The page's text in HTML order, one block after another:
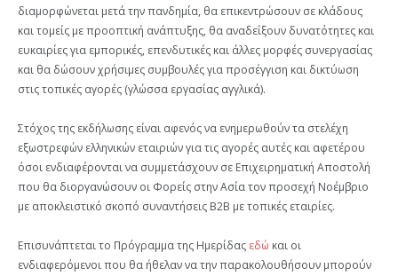
διαμορφώνεται μετά την πανδημία, θα επικεντρώσουν σε κλάδους
και τομείς με προοπτική ανάπτυξης, θα αναδείξουν δυνατότητες και
ευκαιρίες για εμπορικές, επενδυτικές και άλλες μορφές συνεργασίας
και θα δώσουν χρήσιμες συμβουλές για προσέγγιση και δικτύωση
στις τοπικές αγορές (γλώσσα εργασίας αγγλικά).
Στόχος της εκδήλωσης είναι αφενός να ενημερωθούν τα στελέχη
εξωστρεφών ελληνικών εταιριών για τις αγορές αυτές και αφετέρου
όσοι ενδιαφέρονται να συμμετάσχουν σε Επιχειρηματική Αποστολή
που θα διοργανώσουν οι Φορείς στην Ασία τον προσεχή Νοέμβριο
με αποκλειστικό σκοπό συναντήσεις Β2Β με τοπικές εταιρίες.
Επισυνάπτεται το Πρόγραμμα της Ημερίδας εδώ και οι
ενδιαφερόμενοι που θα ήθελαν να την παρακολουθήσουν μπορούν